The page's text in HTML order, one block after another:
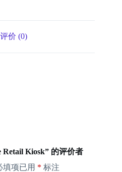
价 (0)
Retail Kiosk” 的评价者
填项已用 * 标注